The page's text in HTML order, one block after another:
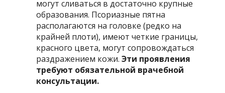
могут сливаться в достаточно крупные
образования. Псориазные пятна
располагаются на головке (редко на
крайней плоти), имеют четкие границы,
красного цвета, могут сопровождаться
раздражением кожи.Эти проявления
требуют обязательной врачебной
консультации.